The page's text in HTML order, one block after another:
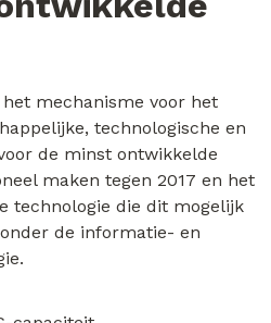
mechanisme voor het
technologische en
de minst ontwikkelde
maken tegen 2017 en het
technologie die dit mogelijk
de informatie- en